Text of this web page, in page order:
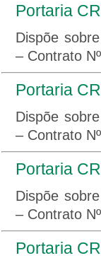
Portaria
Dispõe
– Contrato
Portaria
Dispõe
– Contrato
Portaria
Dispõe
– Contrato
Portaria